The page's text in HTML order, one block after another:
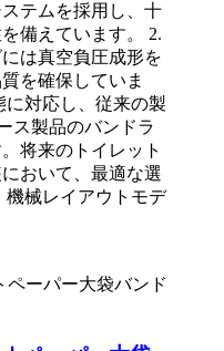
テムを採用し、十
備えています。 2.
は真空負圧成形を
を確保していま
に対応し、従来の製
ス製品のバンドラ
将来のトイレット
おいて、最適な選
機械レイアウトモデ